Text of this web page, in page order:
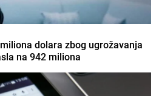
dolara zbog ugrožavanja
na 942 miliona